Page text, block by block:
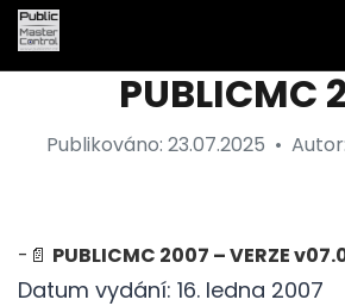
PUBLICMC
Publikováno: 23.07.2025 • Autor:
-📄 PUBLICMC 2007 – VERZE
Datum vydání: 16. ledna 2007